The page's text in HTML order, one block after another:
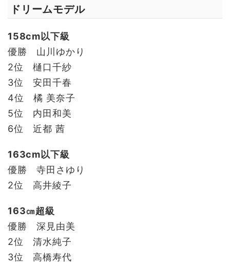
ドリームモデル
158cm以下級
優勝 山川ゆかり
2位 樋口千紗
3位 安田千春
4位 橘 美奈子
5位 内田和美
6位 近都 茜
163cm以下級
優勝 寺田さゆり
2位 高井綾子
163㎝超級
優勝 深見由美
2位 清水純子
3位 高橋寿代